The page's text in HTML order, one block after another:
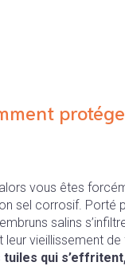
vous êtes
sel corrosif. Porté
salins
vieillissement de
tuiles qui